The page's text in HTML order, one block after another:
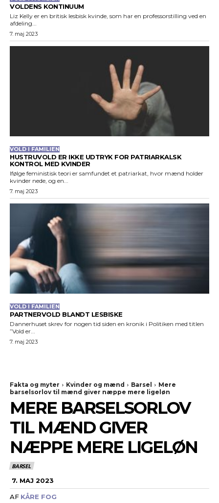
VOLDENS KONTINUUM
Liz Kelly er en britisk lesbisk kvinde, som har en professorstilling ved en
afdeling...
7. maj 2023
VOLD I FAMILIEN
HUSTRUVOLD ER IKKE UDTRYK FOR PATRIARKALSK
KONTROL MED KVINDER
Ifølge feministisk teori er samfundet et patriarkat, hvor mænd holder
kvinder nede, og en...
7. maj 2023
VOLD I FAMILIEN
PARTNERVOLD BLANDT LESBISKE
Dannerhuset skrev for nogen tid siden en kronik i Politiken med titlen
”Vold er...
7. maj 2023